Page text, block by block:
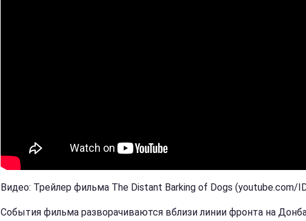
Видео: Трейлер фильма The Distant Barking of Dogs (youtube.com/
События фильма разворачиваются вблизи линии фронта на